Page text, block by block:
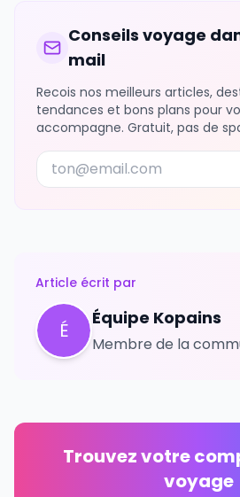
Conseils voyage
mail
Recois nos meilleurs articles,
tendances et bons plans pour
accompagne. Gratuit, pas de
Article écrit par
É
Équipe Kopains
Membre de la
Trouvez votre
voyage